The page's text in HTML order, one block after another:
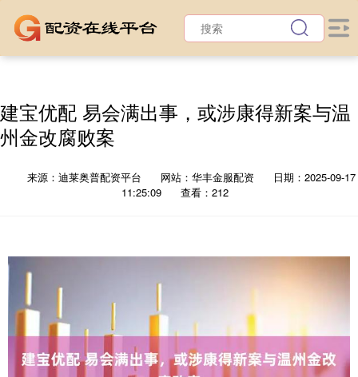
建宝优配 易会满出事，或涉康得新案与温
州金改腐败案
来源：迪莱奥普配资平台 网站：华丰金服配资
日期：2025-09-17
11:25:09
查看：212